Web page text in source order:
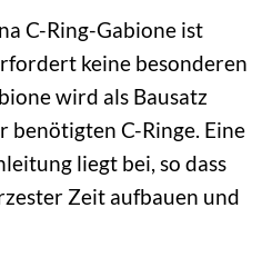
C-Ring-Gabione ist
keine besonderen
wird als Bausatz
benötigten C-Ringe. Eine
liegt bei, so dass
Zeit aufbauen und